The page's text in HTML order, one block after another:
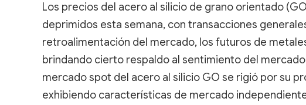
Los precios del acero al silicio de grano orientado
deprimidos esta semana, con transacciones
retroalimentación del mercado, los futuros de
brindando cierto respaldo al sentimiento del
mercado spot del acero al silicio GO se rigió por su
exhibiendo características de mercado